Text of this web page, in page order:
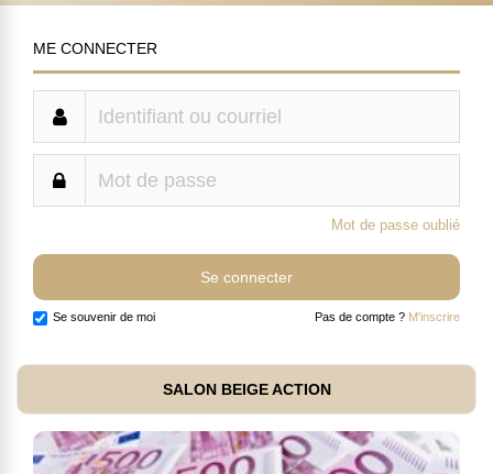
ME CONNECTER
Mot de passe oublié
Se souvenir de moi Pas de compte ? M'inscrire
SALON BEIGE ACTION